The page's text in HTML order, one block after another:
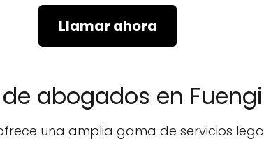
Llamar ahora
abogados en
una amplia gama de servicios